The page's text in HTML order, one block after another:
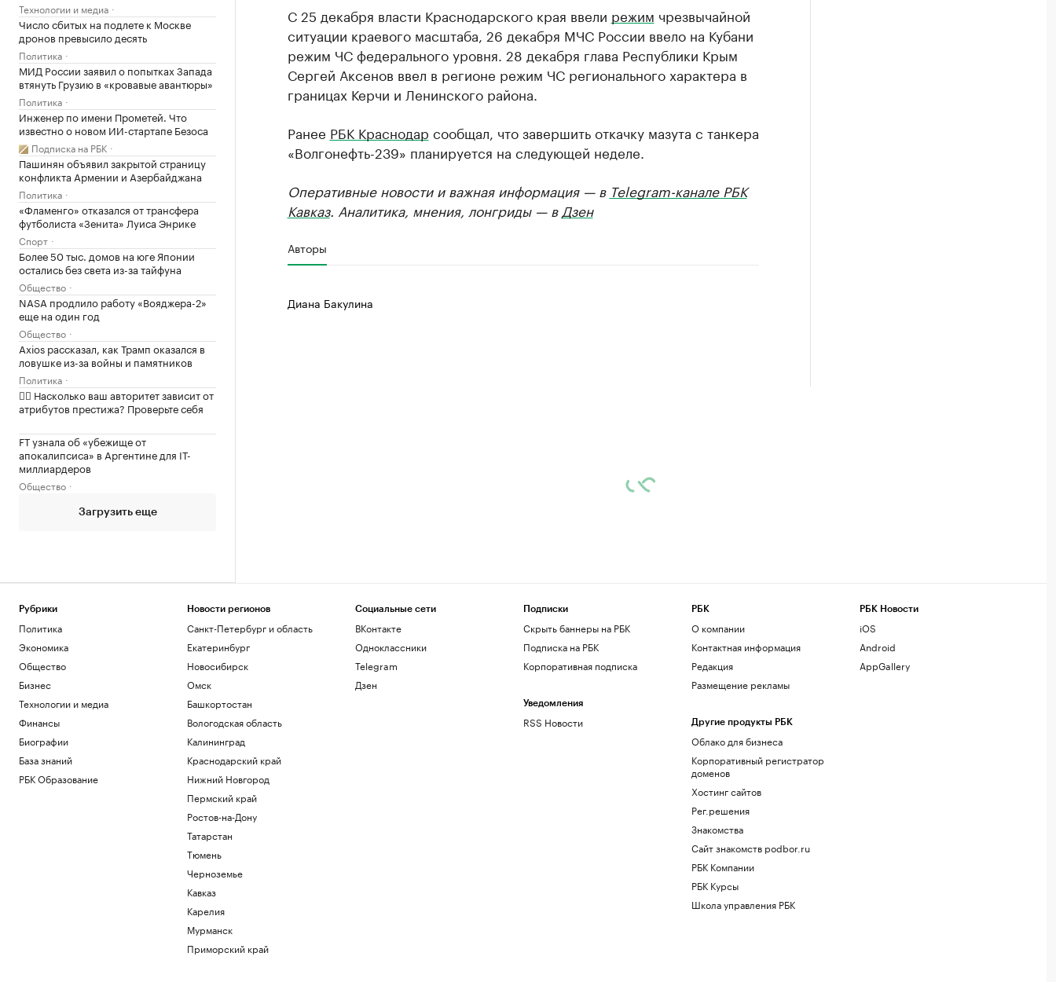
Технологии и медиа
Число сбитых на подлете к Москве
дронов превысило десять
Политика
МИД России заявил о попытках Запада
втянуть Грузию в «кровавые авантюры»
Политика
Инженер по имени Прометей. Что
известно о новом ИИ-стартапе Безоса
Подписка на РБК
Пашинян объявил закрытой страницу
конфликта Армении и Азербайджана
Политика
«Фламенго» отказался от трансфера
футболиста «Зенита» Луиса Энрике
Спорт
Более 50 тыс. домов на юге Японии
остались без света из-за тайфуна
Общество
NASA продлило работу «Вояджера-2»
еще на один год
Общество
Axios рассказал, как Трамп оказался в
ловушке из-за войны и памятников
Политика
✍🏻 Насколько ваш авторитет зависит от
атрибутов престижа? Проверьте себя
FT узнала об «убежище от
апокалипсиса» в Аргентине для IT-
миллиардеров
Общество
Загрузить еще
С 25 декабря власти Краснодарского края ввели режим чрезвычайной
ситуации краевого масштаба, 26 декабря МЧС России ввело на Кубани
режим ЧС федерального уровня. 28 декабря глава Республики Крым
Сергей Аксенов ввел в регионе режим ЧС регионального характера в
границах Керчи и Ленинского района.
Ранее РБК Краснодар сообщал, что завершить откачку мазута с танкера
«Волгонефть-239» планируется на следующей неделе.
Оперативные новости и важная информация — в Telegram-канале РБК
Кавказ. Аналитика, мнения, лонгриды — в Дзен
Авторы
Диана Бакулина
Рубрики
Политика
Экономика
Общество
Бизнес
Технологии и медиа
Финансы
Биографии
База знаний
РБК Образование
Новости регионов
Санкт-Петербург и область
Екатеринбург
Новосибирск
Омск
Башкортостан
Вологодская область
Калининград
Краснодарский край
Нижний Новгород
Пермский край
Ростов-на-Дону
Татарстан
Тюмень
Черноземье
Кавказ
Карелия
Мурманск
Приморский край
Социальные сети
ВКонтакте
Одноклассники
Telegram
Дзен
Подписки
Скрыть баннеры на РБК
Подписка на РБК
Корпоративная подписка
Уведомления
RSS Новости
РБК
О компании
Контактная информация
Редакция
Размещение рекламы
Другие продукты РБК
Облако для бизнеса
Корпоративный регистратор
доменов
Хостинг сайтов
Рег.решения
Знакомства
Сайт знакомств podbor.ru
РБК Компании
РБК Курсы
Школа управления РБК
РБК Новости
iOS
Android
AppGallery